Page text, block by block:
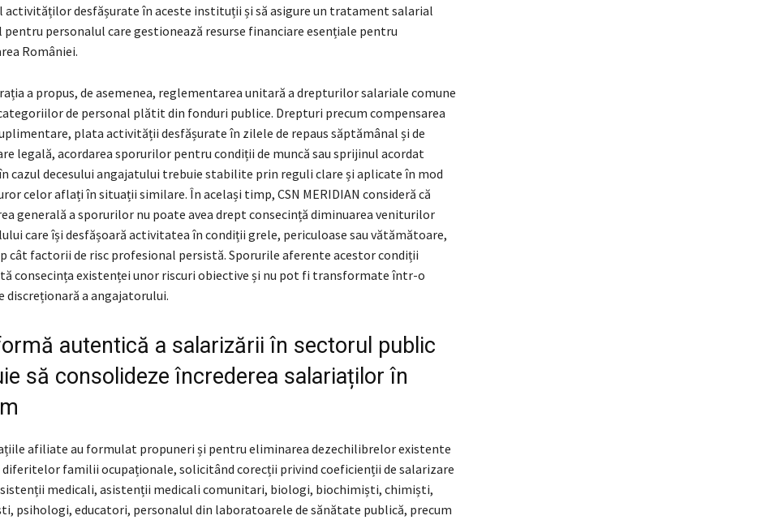
activităților desfășurate în aceste instituții și să asigure un tratament salarial
personalul care gestionează resurse financiare esențiale pentru
României.
a propus, de asemenea, reglementarea unitară a drepturilor salariale comune
de personal plătit din fonduri publice. Drepturi precum compensarea
plata activității desfășurate în zilele de repaus săptămânal și de
legală, acordarea sporurilor pentru condiții de muncă sau sprijinul acordat
cazul decesului angajatului trebuie stabilite prin reguli clare și aplicate în mod
celor aflați în situații similare. În același timp, CSN MERIDIAN consideră că
generală a sporurilor nu poate avea drept consecință diminuarea veniturilor
care își desfășoară activitatea în condiții grele, periculoase sau vătămătoare,
cât factorii de risc profesional persistă. Sporurile aferente acestor condiții
consecința existenței unor riscuri obiective și nu pot fi transformate într-o
discreționară a angajatorului.
autentică a salarizării în sectorul public
să consolideze încrederea salariaților în
afiliate au formulat propuneri și pentru eliminarea dezechilibrelor existente
diferitelor familii ocupaționale, solicitând corecții privind coeficienții de salarizare
medicali, asistenții medicali comunitari, biologi, biochimiști, chimiști,
psihologi, educatori, personalul din laboratoarele de sănătate publică, precum